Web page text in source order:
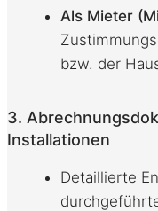
Als Mieter
bzw. der
3.
Installationen
Detaillierte